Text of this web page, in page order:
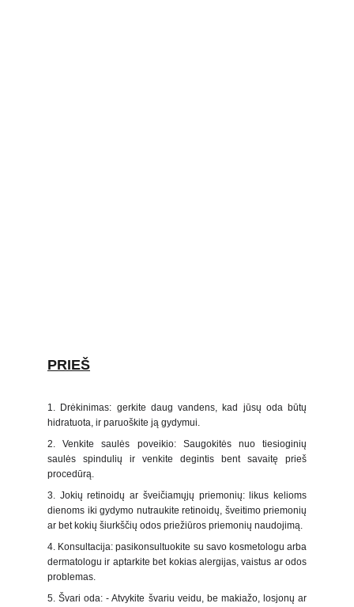
PRIEŠ
1. Drėkinimas: gerkite daug vandens, kad jūsų oda būtų
hidratuota, ir paruoškite ją gydymui.
2. Venkite saulės poveikio: Saugokitės nuo tiesioginių
saulės spindulių ir venkite degintis bent savaitę prieš
procedūrą.
3. Jokių retinoidų ar šveičiamųjų priemonių: likus kelioms
dienoms iki gydymo nutraukite retinoidų, šveitimo priemonių
ar bet kokių šiurkščių odos priežiūros priemonių naudojimą.
4. Konsultacija: pasikonsultuokite su savo kosmetologu arba
dermatologu ir aptarkite bet kokias alergijas, vaistus ar odos
problemas.
5. Švari oda: - Atvykite švariu veidu, be makiažo, losjonų ar